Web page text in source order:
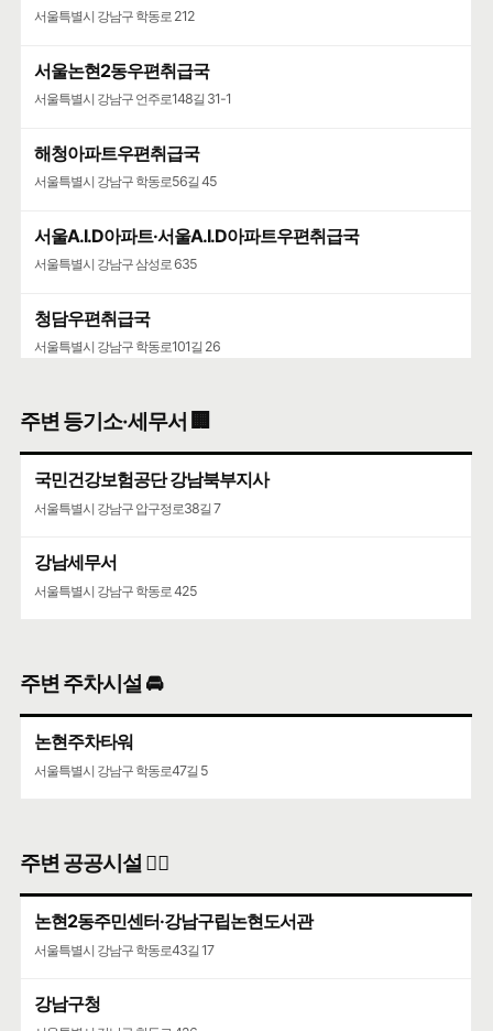
중국식
지상 2층 청담동
구글 🧭 카카오🐤 네이버 🦖
서울특별시 강남구 학동로 212
서울논현2동우편취급국
서울특별시 강남구 언주로148길 31-1
해청아파트우편취급국
서울특별시 강남구 학동로56길 45
서울A.I.D아파트·서울A.I.D아파트우편취급국
서울특별시 강남구 삼성로 635
청담우편취급국
서울특별시 강남구 학동로101길 26
서울특별시 강남구 도산대로 507
주변 등기소·세무서 🏢
국민건강보험공단 강남북부지사
서울특별시 강남구 압구정로38길 7
강남세무서
서울특별시 강남구 학동로 425
주변 주차시설 🚘
논현주차타워
서울특별시 강남구 학동로47길 5
주변 공공시설 👨‍✈️
논현2동주민센터·강남구립논현도서관
서울특별시 강남구 학동로43길 17
강남구청